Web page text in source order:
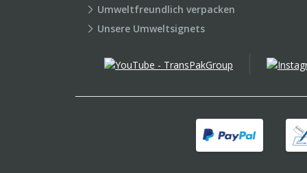
Umweltfreundlich verpacken
Unsere Umweltsignets